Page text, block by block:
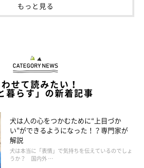
もっと見る
せて読みたい！
暮らす」の新着記事
犬は人の心をつかむために“上目づか
い”ができるようになった！？専門家が
解説
犬は本当に「表情」で気持ちを伝えているのでしょ
うか？ 国内外 …